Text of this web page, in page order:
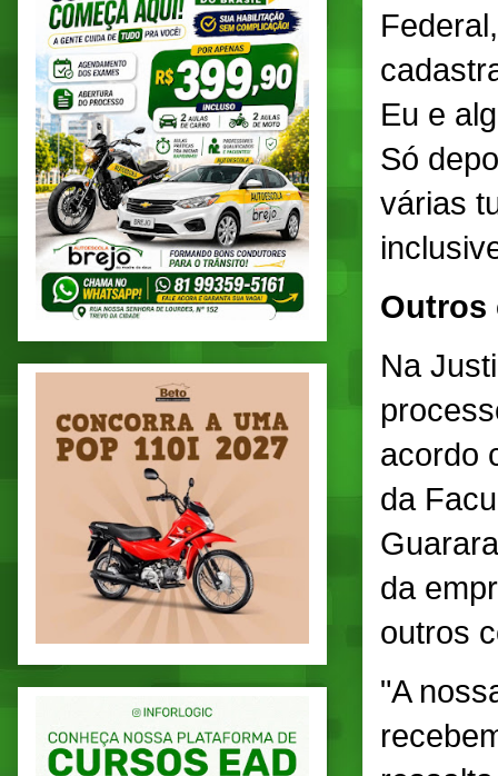
Eu e
Só
várias
Outros
Na
acordo
da
da
outros
"A